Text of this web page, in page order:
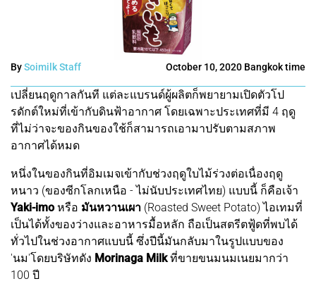
BySoimilk Staff October 10, 2020 Bangkok time
เปลี่ยนฤดูกาลกันที แต่ละแบรนด์ผู้ผลิตก็พยายามเปิดตัวโป
รดักต์ใหม่ที่เข้ากับดินฟ้าอากาศ โดยเฉพาะประเทศที่มี 4 ฤดู
ที่ไม่ว่าจะของกินของใช้ก็สามารถเอามาปรับตามสภาพ
อากาศได้หมด
หนึ่งในของกินที่อิมเมจเข้ากับช่วงฤดูใบไม้ร่วงต่อเนื่องฤดู
หนาว (ของซีกโลกเหนือ - ไม่นับประเทศไทย) แบบนี้ ก็คือเจ้า
Yaki-imoหรือ มันหวานเผา (Roasted Sweet Potato) ไอเทมที่
เป็นได้ทั้งของว่างและอาหารมื้อหลัก ถือเป็นสตรีตฟู้ดที่พบได้
ทั่วไปในช่วงอากาศแบบนี้ ซึ่งปีนี้มันกลับมาในรูปแบบของ
'นม'โดยบริษัทดัง Morinaga Milkที่ขายขนมนมเนยมากว่า
100 ปี